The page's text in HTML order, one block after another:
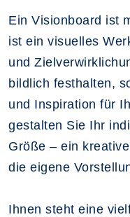
Ein Visionboard ist
ist ein visuelles
und
bildlich festhalten,
und Inspiration für
gestalten Sie Ihr
Größe – ein
die eigene
Ihnen steht eine